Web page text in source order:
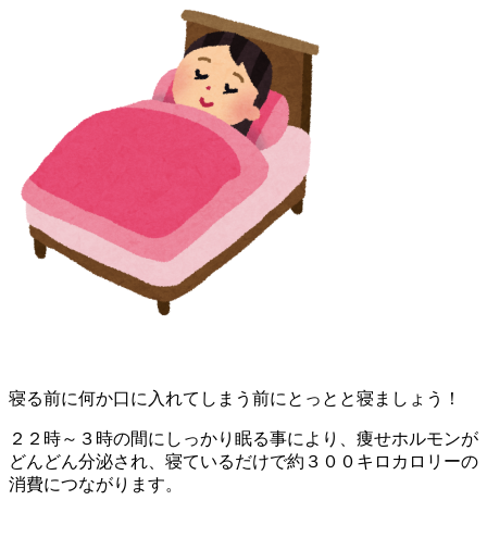
寝る前に何か口に入れてしまう前にとっとと寝ましょう！
２２時～３時の間にしっかり眠る事により、痩せホルモンが
どんどん分泌され、寝ているだけで約３００キロカロリーの
消費につながります。